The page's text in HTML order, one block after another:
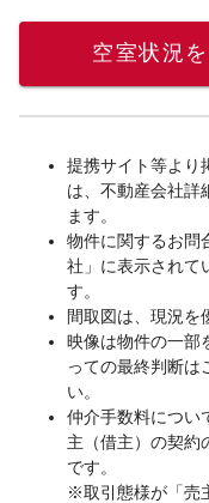
空室状況
提携サイト等より
は、不動産会社詳
ます。
物件に関するお問
社」に表示されて
す。
間取図は、現況を
映像は物件の一部
っての最終判断は
い。
仲介手数料につい
主（借主）の契約
です。
※取引態様が「売